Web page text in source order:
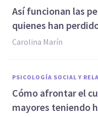
Así funcionan las
quienes han
Carolina Marín
PSICOLOGÍA SOCIAL Y
Cómo afrontar el
mayores teniendo